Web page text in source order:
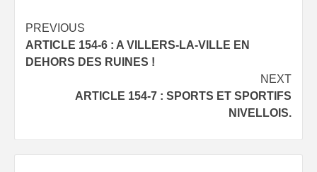
Post
navigation
PREVIOUS
ARTICLE 154-6 : A VILLERS-LA-VILLE EN
DEHORS DES RUINES !
NEXT
ARTICLE 154-7 : SPORTS ET SPORTIFS
NIVELLOIS.